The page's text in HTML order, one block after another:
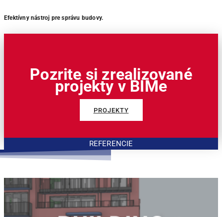
Efektívny nástroj pre správu budovy.
Pozrite si zrealizované
projekty v BIMe
PROJEKTY
REFERENCIE